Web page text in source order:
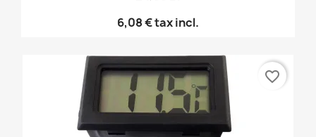
6,08 €tax incl.
favorite_border